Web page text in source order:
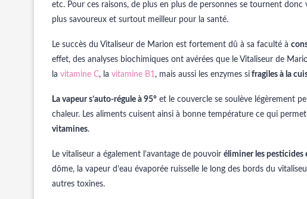
etc. Pour ces raisons, de plus en plus de personnes se tournent donc
plus savoureux et surtout meilleur pour la santé.
Le succès du Vitaliseur de Marion est fortement dû à sa faculté à
effet, des analyses biochimiques ont avérées que le Vitaliseur de
la vitamine C, la vitamine B1, mais aussi les enzymes si fragiles à la
La vapeur s’auto-régule à 95° et le couvercle se soulève légèrement
chaleur. Les aliments cuisent ainsi à bonne température ce qui permet
vitamines.
Le vitaliseur a également l’avantage de pouvoir éliminer les pesticides
dôme, la vapeur d’eau évaporée ruisselle le long des bords du
autres toxines.